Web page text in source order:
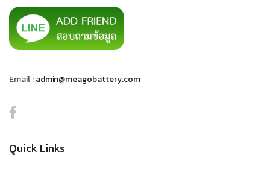
Email :admin@meagobattery.com
Quick Links